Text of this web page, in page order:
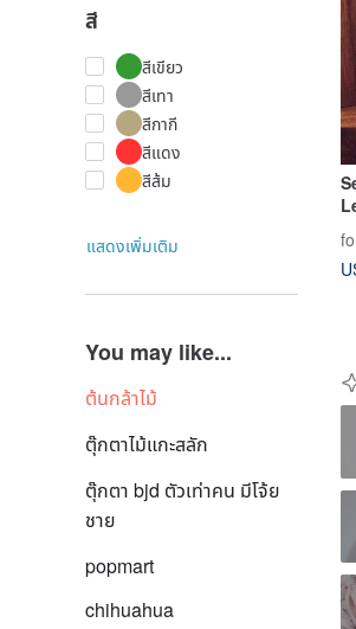
สี
สีเขียว
สีเทา
สีกากี
สีแดง
สีส้ม
แสดงเพิ่มเติม
You may like...
ต้นกล้าไม้
ตุ๊กตาไม้แกะสลัก
ตุ๊กตา bjd ตัวเท่าคน มีโจ้ย
ชาย
popmart
chihuahua